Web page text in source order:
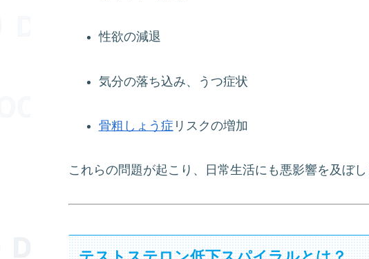
性欲の減退
気分の落ち込み、うつ症状
骨粗しょう症 リスクの増加
これらの問題が起こり、日常生活にも悪影響を及ぼし